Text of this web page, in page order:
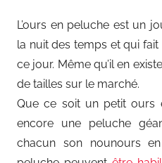
L’ours en peluche est un
la nuit des temps et qui fait
ce jour. Même qu’il en
de tailles sur le marché.
Que ce soit un petit
encore une peluche
chacun son nounours